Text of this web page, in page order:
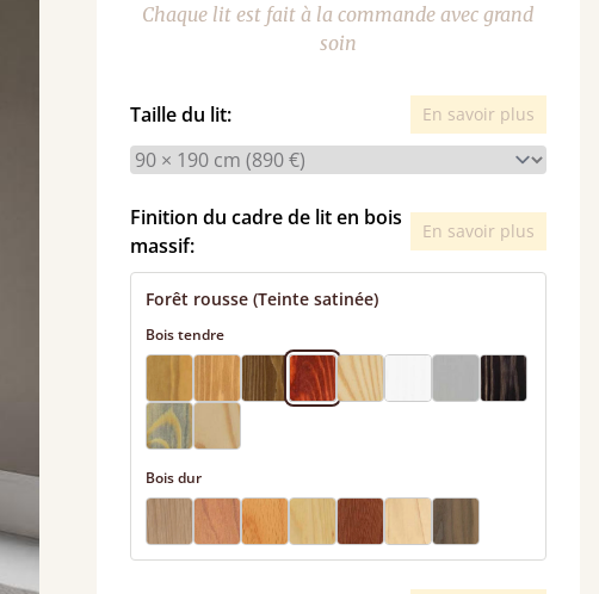
Chaque lit est fait à la commande avec grand
soin
Taille du lit: En savoir plus
Finition du cadre de lit en bois
massif:
En savoir plus
Forêt rousse (Teinte satinée)
Bois tendre
Bois dur